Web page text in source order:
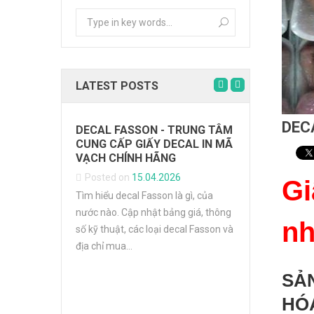
LATEST POSTS
DECAL FASSON - TRUNG TÂM
CUNG CẤP GIẤY DECAL IN MÃ
VẠCH CHÍNH HÃNG
Posted on 15.04.2026
Tìm hiểu decal Fasson là gì, của
nước nào. Cập nhật bảng giá, thông
số kỹ thuật, các loại decal Fasson và
địa chỉ mua...
TỐI ƯU
VÀ Ô TÔ
Phân tích
liệu nhãn
nghiệp